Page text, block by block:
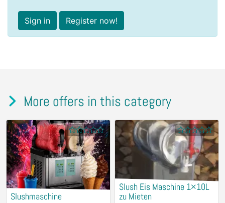
Sign in Register now!
More offers in this category
Slushmaschine
Slush Eis Maschine 1×10L
zu Mieten